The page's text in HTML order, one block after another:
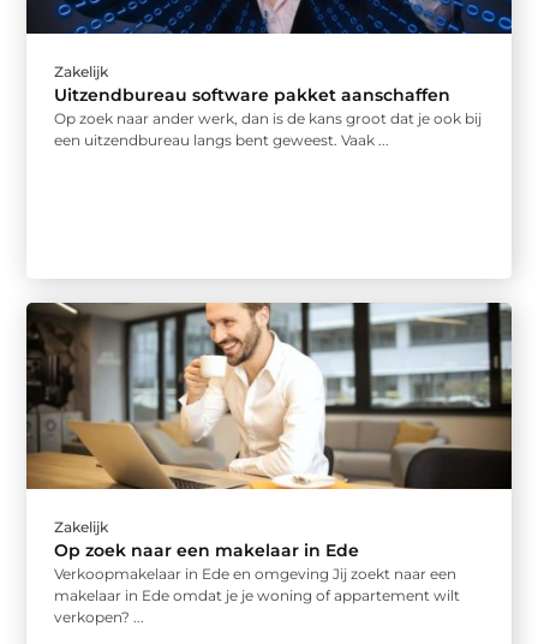
Zakelijk
Uitzendbureau software pakket aanschaffen
Op zoek naar ander werk, dan is de kans groot dat je ook bij
een uitzendbureau langs bent geweest. Vaak ...
Zakelijk
Op zoek naar een makelaar in Ede
Verkoopmakelaar in Ede en omgeving Jij zoekt naar een
makelaar in Ede omdat je je woning of appartement wilt
verkopen? ...